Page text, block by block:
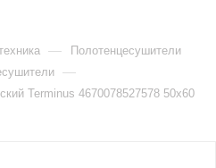
— Полотенцесушители
—
Terminus 4670078527578 50х60